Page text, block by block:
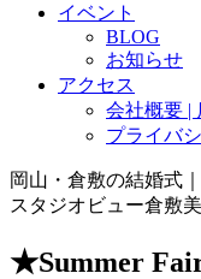
イベント
BLOG
お知らせ
アクセス
会社概要 |
プライバ
岡山・倉敷の結婚式
スタジオビュー倉敷
★Summer